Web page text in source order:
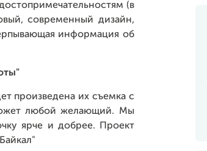
(в
современный дизайн,
информация об
произведена их съемка с
любой желающий. Мы
ярче и добрее. Проект